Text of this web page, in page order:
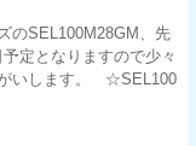
のSEL100M28GM、先
定となりますので少々
がいします。 ☆SEL100